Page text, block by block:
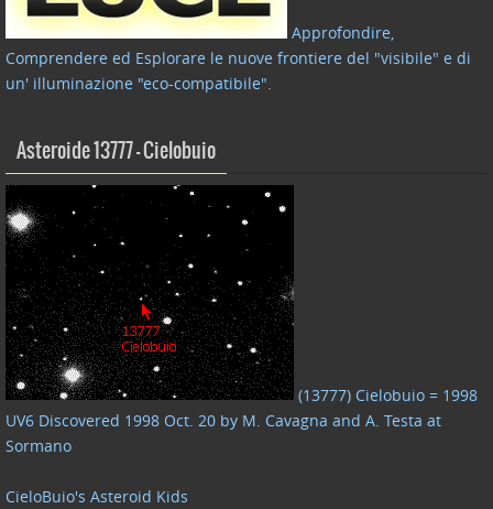
Approfondire,
Comprendere ed Esplorare le nuove frontiere del "visibile" e di
un' illuminazione "eco-compatibile".
Asteroide 13777 – Cielobuio
(13777) Cielobuio = 1998
UV6 Discovered 1998 Oct. 20 by M. Cavagna and A. Testa at
Sormano
CieloBuio's Asteroid Kids